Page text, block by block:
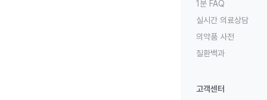
1분 FAQ
실시간 의료상담
의약품 사전
질환백과
고객센터